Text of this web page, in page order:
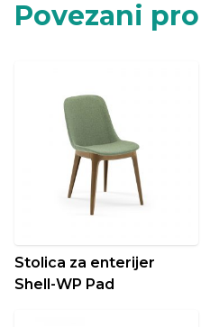
Povezani
Stolica za enterijer
Shell-WP Pad